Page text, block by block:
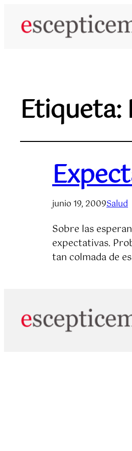
Etiqueta:
junio 19, 2009Salud
Sobre las
expectativas.
tan colmada de